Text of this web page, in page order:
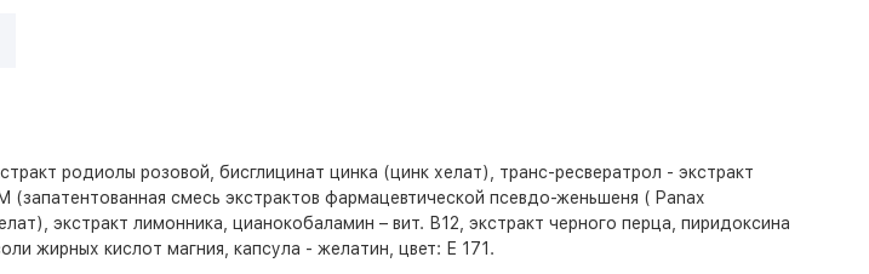
родиолы розовой, бисглицинат цинка (цинк хелат), транс-ресвератрол - экстракт
смесь экстрактов фармацевтической псевдо-женьшеня ( Panax
экстракт лимонника, цианокобаламин – вит. В12, экстракт черного перца, пиридоксина
жирных кислот магния, капсула - желатин, цвет: Е 171.